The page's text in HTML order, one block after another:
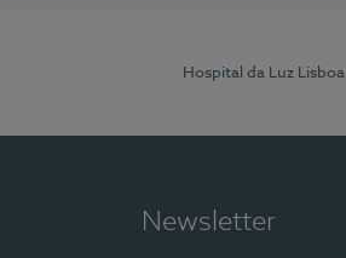
Hospital da Luz Lisboa
Newsletter